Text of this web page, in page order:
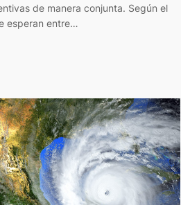
de manera conjunta. Según el
esperan entre…